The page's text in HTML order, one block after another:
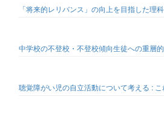
「将来的レリバンス」の向上を目指した理
中学校の不登校・不登校傾向生徒への重層
聴覚障がい児の自立活動について考える :